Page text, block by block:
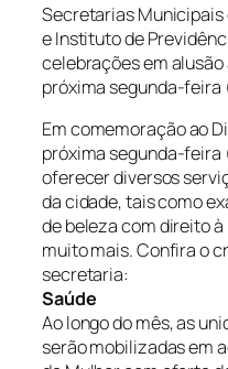
Secretarias Municipais
e Instituto de
celebrações em
próxima segunda-feira
Em comemoração ao
próxima segunda-feira
oferecer diversos
da cidade, tais como
de beleza com direito
muito mais. Confira o
secretaria:
Saúde
Ao longo do mês, as
serão mobilizadas em